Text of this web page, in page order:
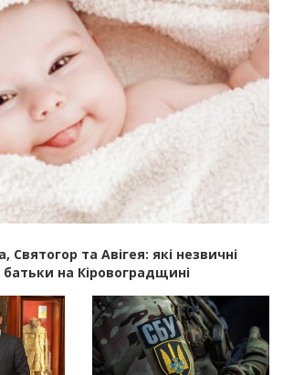
Святогор та Авігея: які незвичні
на Кіровоградщині